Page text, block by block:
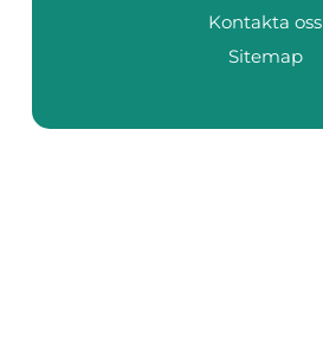
Kontakta oss
Sitemap